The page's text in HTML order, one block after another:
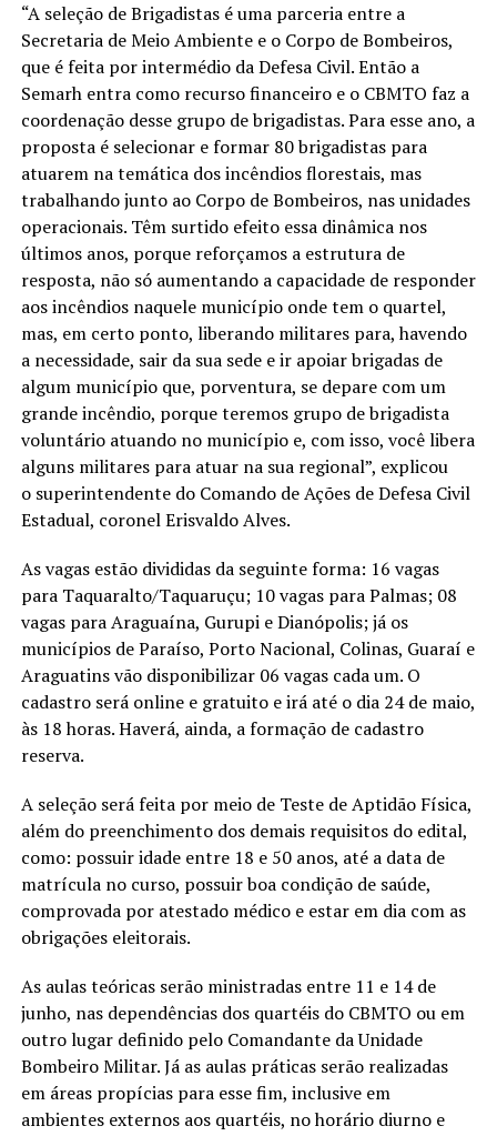
“A seleção de Brigadistas é uma parceria entre a
Secretaria de Meio Ambiente e o Corpo de Bombeiros,
que é feita por intermédio da Defesa Civil. Então a
Semarh entra como recurso financeiro e o CBMTO faz a
coordenação desse grupo de brigadistas. Para esse ano, a
proposta é selecionar e formar 80 brigadistas para
atuarem na temática dos incêndios florestais, mas
trabalhando junto ao Corpo de Bombeiros, nas unidades
operacionais. Têm surtido efeito essa dinâmica nos
últimos anos, porque reforçamos a estrutura de
resposta, não só aumentando a capacidade de responder
aos incêndios naquele município onde tem o quartel,
mas, em certo ponto, liberando militares para, havendo
a necessidade, sair da sua sede e ir apoiar brigadas de
algum município que, porventura, se depare com um
grande incêndio, porque teremos grupo de brigadista
voluntário atuando no município e, com isso, você libera
alguns militares para atuar na sua regional”, explicou
o superintendente do Comando de Ações de Defesa Civil
Estadual, coronel Erisvaldo Alves.
As vagas estão divididas da seguinte forma: 16 vagas
para Taquaralto/Taquaruçu; 10 vagas para Palmas; 08
vagas para Araguaína, Gurupi e Dianópolis; já os
municípios de Paraíso, Porto Nacional, Colinas, Guaraí e
Araguatins vão disponibilizar 06 vagas cada um. O
cadastro será online e gratuito e irá até o dia 24 de maio,
às 18 horas. Haverá, ainda, a formação de cadastro
reserva.
A seleção será feita por meio de Teste de Aptidão Física,
além do preenchimento dos demais requisitos do edital,
como: possuir idade entre 18 e 50 anos, até a data de
matrícula no curso, possuir boa condição de saúde,
comprovada por atestado médico e estar em dia com as
obrigações eleitorais.
As aulas teóricas serão ministradas entre 11 e 14 de
junho, nas dependências dos quartéis do CBMTO ou em
outro lugar definido pelo Comandante da Unidade
Bombeiro Militar. Já as aulas práticas serão realizadas
em áreas propícias para esse fim, inclusive em
ambientes externos aos quartéis, no horário diurno e